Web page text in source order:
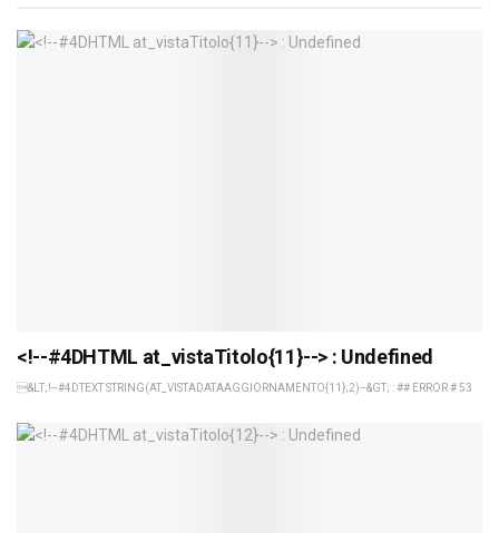
<!--#4DHTML at_vistaTitolo{11}--> : Undefined
&LT;!--#4DTEXT STRING(AT_VISTADATAAGGIORNAMENTO{11};2)--&GT; : ## ERROR # 53